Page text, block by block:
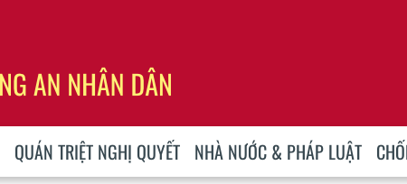
QUÁN TRIỆT NGHỊ QUYẾT NHÀ NƯỚC & PHÁP LUẬT